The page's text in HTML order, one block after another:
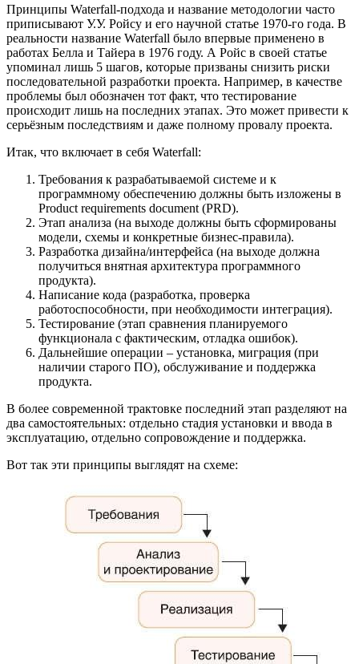
Принципы Waterfall-подхода и название методологии часто
приписывают У.У. Ройсу и его научной статье 1970-го года. В
реальности название Waterfall было впервые применено в
работах Белла и Тайера в 1976 году. А Ройс в своей статье
упоминал лишь 5 шагов, которые призваны снизить риски
последовательной разработки проекта. Например, в качестве
проблемы был обозначен тот факт, что тестирование
происходит лишь на последних этапах. Это может привести к
серьёзным последствиям и даже полному провалу проекта.
Итак, что включает в себя Waterfall:
Требования к разрабатываемой системе и к
программному обеспечению должны быть изложены в
Product requirements document (PRD).
Этап анализа (на выходе должны быть сформированы
модели, схемы и конкретные бизнес-правила).
Разработка дизайна/интерфейса (на выходе должна
получиться внятная архитектура программного
продукта).
Написание кода (разработка, проверка
работоспособности, при необходимости интеграция).
Тестирование (этап сравнения планируемого
функционала с фактическим, отладка ошибок).
Дальнейшие операции – установка, миграция (при
наличии старого ПО), обслуживание и поддержка
продукта.
В более современной трактовке последний этап разделяют на
два самостоятельных: отдельно стадия установки и ввода в
эксплуатацию, отдельно сопровождение и поддержка.
Вот так эти принципы выглядят на схеме: